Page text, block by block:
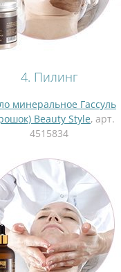
4. Пилинг
минеральное Гассуль
Beauty Style, арт.
4515834